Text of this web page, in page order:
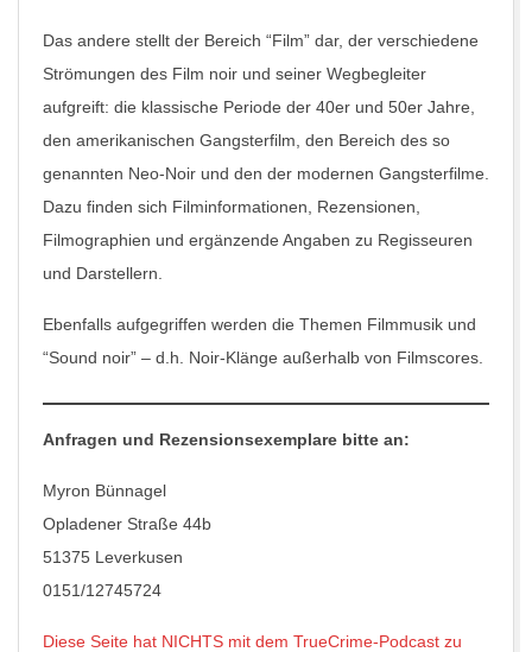
Das andere stellt der Bereich “Film” dar, der verschiedene
Strömungen des Film noir und seiner Wegbegleiter
aufgreift: die klassische Periode der 40er und 50er Jahre,
den amerikanischen Gangsterfilm, den Bereich des so
genannten Neo-Noir und den der modernen Gangsterfilme.
Dazu finden sich Filminformationen, Rezensionen,
Filmographien und ergänzende Angaben zu Regisseuren
und Darstellern.
Ebenfalls aufgegriffen werden die Themen Filmmusik und
“Sound noir” – d.h. Noir-Klänge außerhalb von Filmscores.
Anfragen und Rezensionsexemplare bitte an:
Myron Bünnagel
Opladener Straße 44b
51375 Leverkusen
0151/12745724
Diese Seite hat NICHTS mit dem TrueCrime-Podcast zu